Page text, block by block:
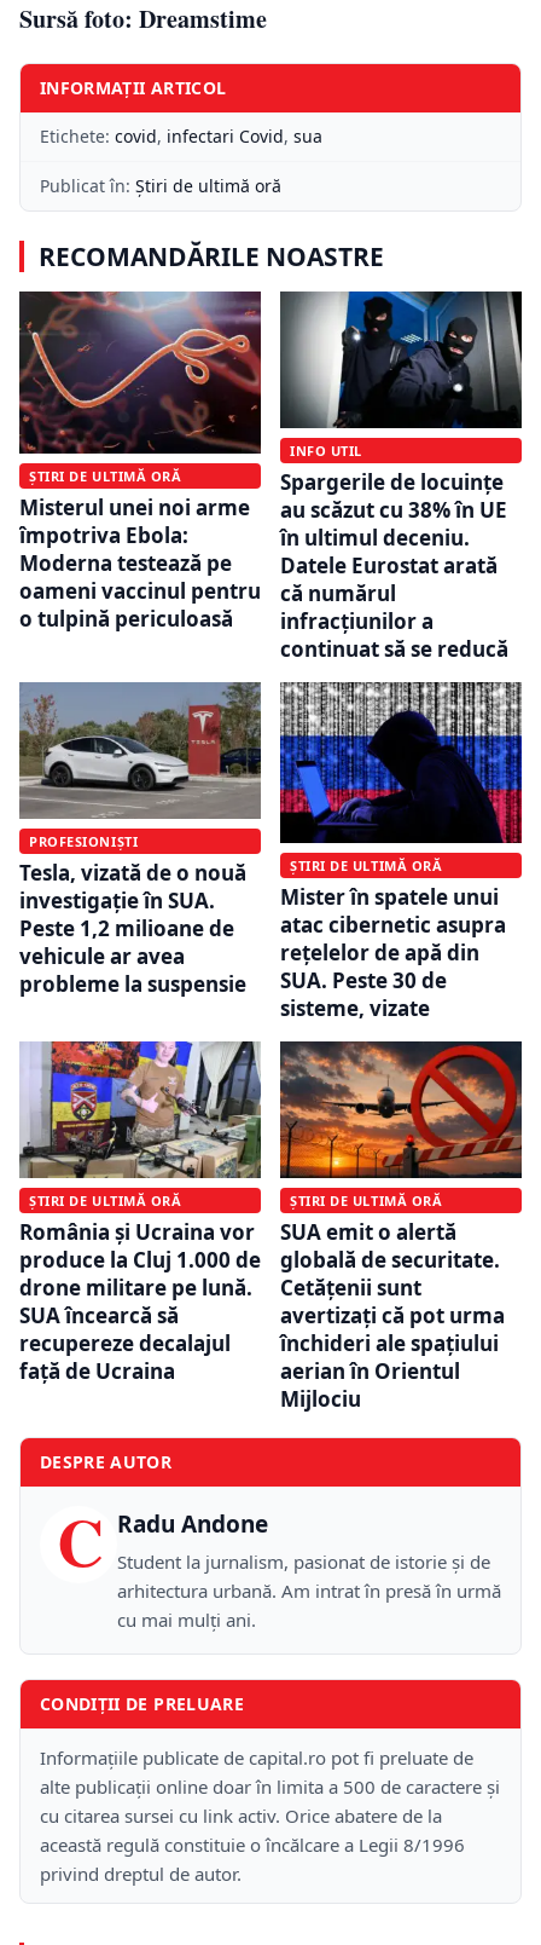
Sursă foto: Dreamstime
INFORMAȚII ARTICOL
Etichete: covid, infectari Covid, sua
Publicat în: Știri de ultimă oră
RECOMANDĂRILE NOASTRE
ȘTIRI DE ULTIMĂ ORĂ
Misterul unei noi arme
împotriva Ebola:
Moderna testează pe
oameni vaccinul pentru
o tulpină periculoasă
INFO UTIL
Spargerile de locuințe
au scăzut cu 38% în UE
în ultimul deceniu.
Datele Eurostat arată
că numărul
infracțiunilor a
continuat să se reducă
PROFESIONIȘTI
Tesla, vizată de o nouă
investigație în SUA.
Peste 1,2 milioane de
vehicule ar avea
probleme la suspensie
ȘTIRI DE ULTIMĂ ORĂ
Mister în spatele unui
atac cibernetic asupra
rețelelor de apă din
SUA. Peste 30 de
sisteme, vizate
ȘTIRI DE ULTIMĂ ORĂ
România și Ucraina vor
produce la Cluj 1.000 de
drone militare pe lună.
SUA încearcă să
recupereze decalajul
față de Ucraina
ȘTIRI DE ULTIMĂ ORĂ
SUA emit o alertă
globală de securitate.
Cetățenii sunt
avertizați că pot urma
închideri ale spațiului
aerian în Orientul
Mijlociu
DESPRE AUTOR
C Radu Andone
Student la jurnalism, pasionat de istorie și de
arhitectura urbană. Am intrat în presă în urmă
cu mai mulți ani.
CONDIȚII DE PRELUARE
Informațiile publicate de capital.ro pot fi preluate de
alte publicații online doar în limita a 500 de caractere și
cu citarea sursei cu link activ. Orice abatere de la
această regulă constituie o încălcare a Legii 8/1996
privind dreptul de autor.